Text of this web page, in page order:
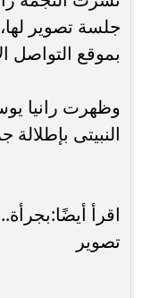
جلسة تصوير
بموقع التواصل
وظهرت رانيا
النبيتى بإطلالة
اقرأ
تصوير